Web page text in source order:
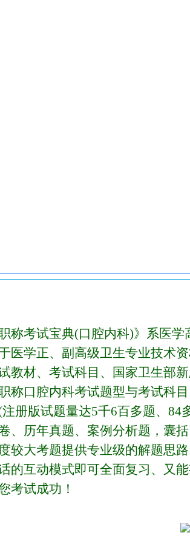
职称考试宝典(口腔内科)》系医
医学正、副高级卫生专业技术
教材、考试科目、国家卫生部
称口腔内科考试题型与考试科
册版试题量达5千6百多题、84
、历年真题、案例分析题，囊
较大考题提供专业级的解题思
的互动模式即可全面复习、又
考试成功！